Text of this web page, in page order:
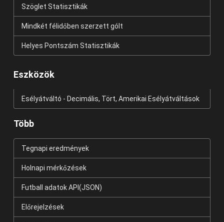
Szöglet Statisztikák
Mindkét félidőben szerzett gólt
Helyes Pontszám Statisztikák
Eszközök
Esélyátváltó - Decimális, Tört, Amerikai Esélyátváltások
Több
Tegnapi eredmények
Holnapi mérkőzések
Futball adatok API(JSON)
Előrejelzések